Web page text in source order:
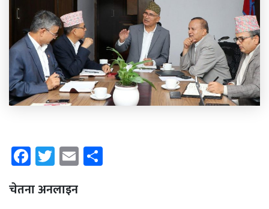
Facebook
Twitter
Email
चेतना अनलाइन